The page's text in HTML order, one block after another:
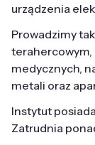
urządzenia
Prowadzimy
terahercowym,
medycznych,
metali oraz
Instytut
Zatrudnia